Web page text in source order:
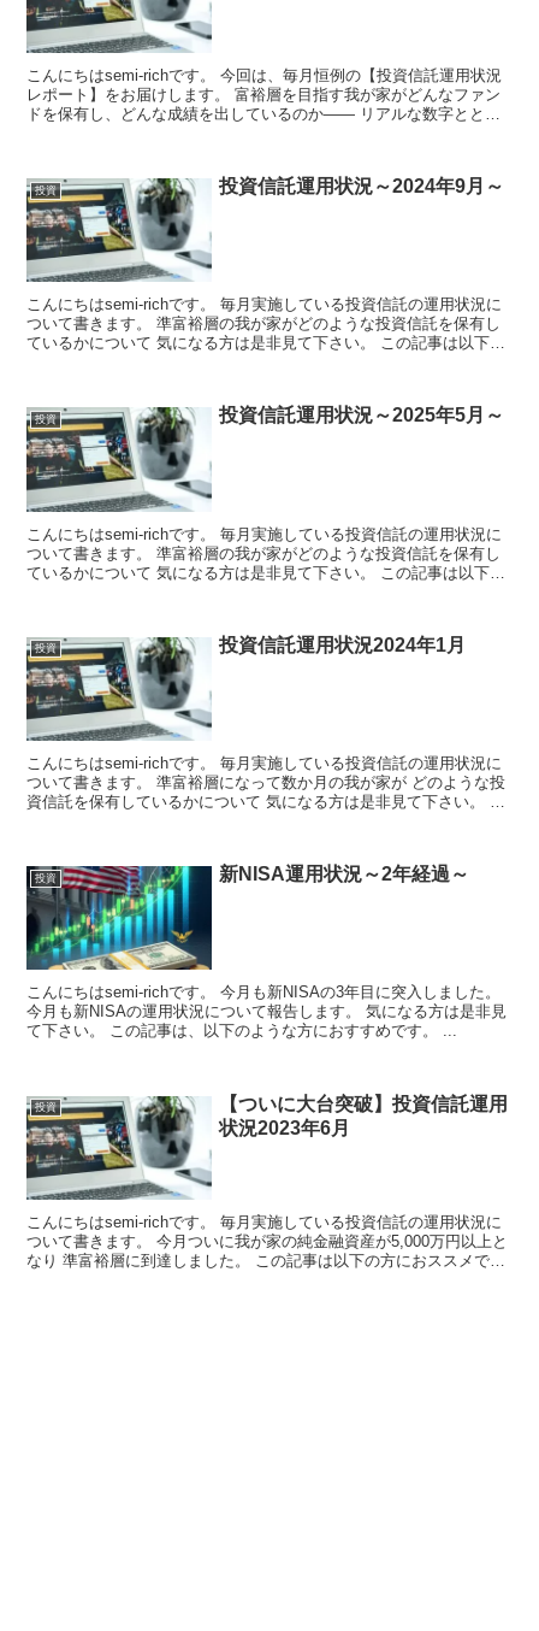
こんにちはsemi-richです。 今回は、毎月恒例の【投資信託運用状況
レポート】をお届けします。 富裕層を目指す我が家がどんなファン
ドを保有し、どんな成績を出しているのか—— リアルな数字ととも
投資 投資信託運用状況～2024年9月～
こんにちはsemi-richです。 毎月実施している投資信託の運用状況に
ついて書きます。 準富裕層の我が家がどのような投資信託を保有し
ているかについて 気になる方は是非見て下さい。 この記事は以下の
投資 投資信託運用状況～2025年5月～
こんにちはsemi-richです。 毎月実施している投資信託の運用状況に
ついて書きます。 準富裕層の我が家がどのような投資信託を保有し
ているかについて 気になる方は是非見て下さい。 この記事は以下の
投資 投資信託運用状況2024年1月
こんにちはsemi-richです。 毎月実施している投資信託の運用状況に
ついて書きます。 準富裕層になって数か月の我が家が どのような投
資信託を保有しているかについて 気になる方は是非見て下さい。 今
投資 新NISA運用状況～2年経過～
こんにちはsemi-richです。 今月も新NISAの3年目に突入しました。
今月も新NISAの運用状況について報告します。 気になる方は是非見
て下さい。 この記事は、以下のような方におすすめです。 ...
投資
【ついに大台突破】投資信託運用
状況2023年6月
こんにちはsemi-richです。 毎月実施している投資信託の運用状況に
ついて書きます。 今月ついに我が家の純金融資産が5,000万円以上と
なり 準富裕層に到達しました。 この記事は以下の方におススメで